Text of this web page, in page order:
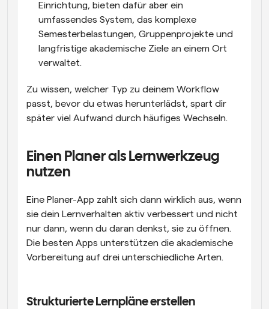
Einrichtung, bieten dafür aber ein
umfassendes System, das komplexe
Semesterbelastungen, Gruppenprojekte und
langfristige akademische Ziele an einem Ort
verwaltet.
Zu wissen, welcher Typ zu deinem Workflow
passt, bevor du etwas herunterlädst, spart dir
später viel Aufwand durch häufiges Wechseln.
Einen Planer als Lernwerkzeug
nutzen
Eine Planer-App zahlt sich dann wirklich aus, wenn
sie dein Lernverhalten aktiv verbessert und nicht
nur dann, wenn du daran denkst, sie zu öffnen.
Die besten Apps unterstützen die akademische
Vorbereitung auf drei unterschiedliche Arten.
Strukturierte Lernpläne erstellen